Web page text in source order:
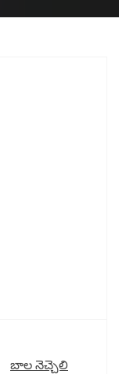
బాల నెచ్చెలి